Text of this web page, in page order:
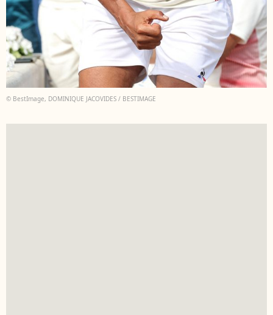
© BestImage, DOMINIQUE JACOVIDES / BESTIMAGE